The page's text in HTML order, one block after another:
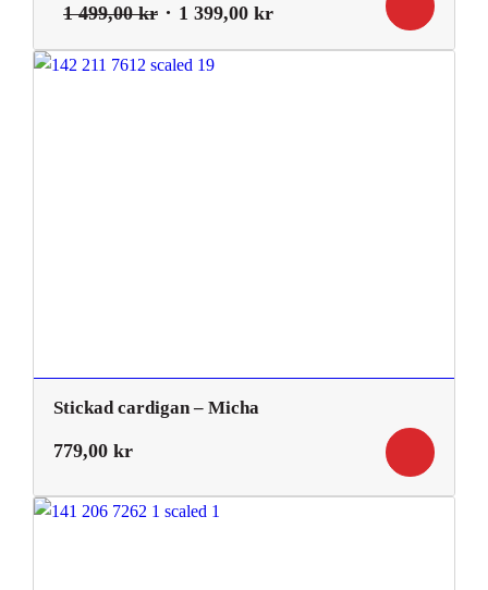
1 499,00kr Det
priset
1 399,00 krDet
Stickad cardigan – Micha
779,00 kr